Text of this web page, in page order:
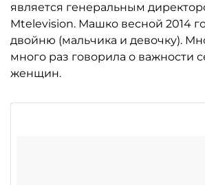
является генеральным
Mtelevision. Машко весной 2014
двойню (мальчика и девочку).
много раз говорила о важности
женщин.